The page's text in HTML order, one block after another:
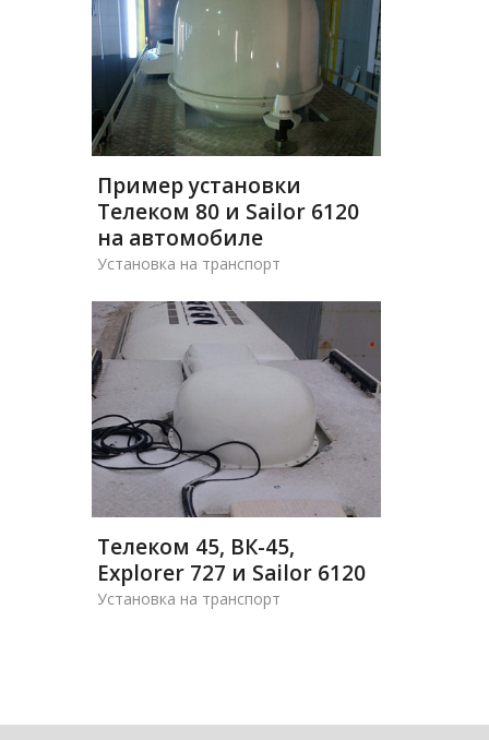
Пример установки
Телеком 80 и Sailor 6120
на автомобиле
Установка на транспорт
Телеком 45, ВК-45,
Explorer 727 и Sailor 6120
Установка на транспорт